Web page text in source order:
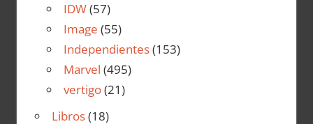
IDW(57)
Image (55)
Independientes(153)
Marvel (495)
vertigo(21)
Libros(18)